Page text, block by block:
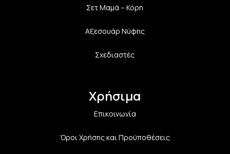
Σετ Μαμά – Κόρη
Αξεσουάρ Νύφης
Σχεδιαστές
Χρήσιμα
Επικοινωνία
Όροι Χρήσης και Προϋποθέσεις